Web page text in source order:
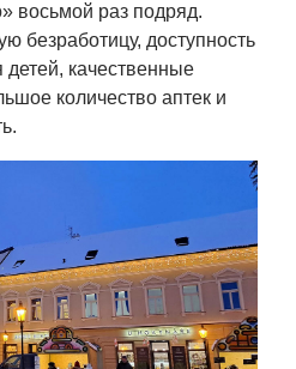
восьмой раз подряд.
безработицу, доступность
качественные
количество аптек и